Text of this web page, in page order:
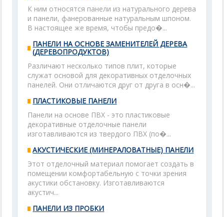
К ним относятся панели из натурального дерева
и панели, фанерованные натуральным шпоном.
В настоящее же время, чтобы предо�...
ПАНЕЛИ НА ОСНОВЕ ЗАМЕНИТЕЛЕЙ ДЕРЕВА
(ДЕРЕВОПРОДУКТОВ)
Различают несколько типов плит, которые
служат основой для декоративных отделочных
панелей. Они отличаются друг от друга в осн�...
ПЛАСТИКОВЫЕ ПАНЕЛИ
Панели на основе ПВХ - это пластиковые
декоративные отделочные панели
изготавливаются из твердого ПВХ (по�...
АКУСТИЧЕСКИЕ (МИНЕРАЛОВАТНЫЕ) ПАНЕЛИ
Этот отделочный материал помогает создать в
помещении комфортабельную с точки зрения
акустики обстановку. Изготавливаются
акустич...
ПАНЕЛИ ИЗ ПРОБКИ